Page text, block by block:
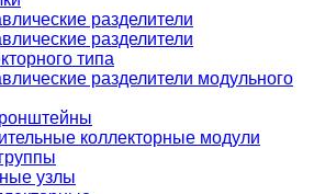
разделители
разделители
типа
разделители модульного
коллекторные модули
узлы